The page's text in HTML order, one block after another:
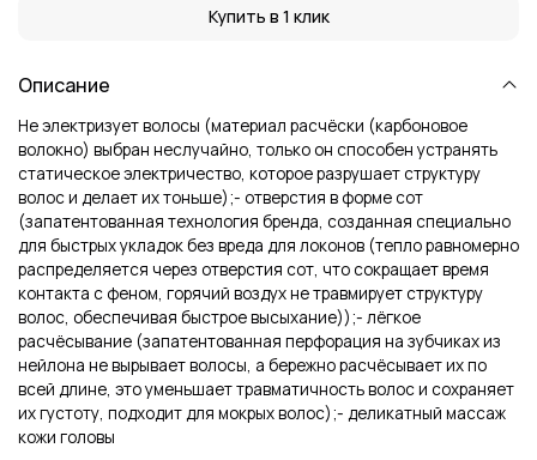
Купить в 1 клик
Описание
Не электризует волосы (материал расчёски (карбоновое
волокно) выбран неслучайно, только он способен устранять
статическое электричество, которое разрушает структуру
волос и делает их тоньше);- отверстия в форме сот
(запатентованная технология бренда, созданная специально
для быстрых укладок без вреда для локонов (тепло равномерно
распределяется через отверстия сот, что сокращает время
контакта с феном, горячий воздух не травмирует структуру
волос, обеспечивая быстрое высыхание));- лёгкое
расчёсывание (запатентованная перфорация на зубчиках из
нейлона не вырывает волосы, а бережно расчёсывает их по
всей длине, это уменьшает травматичность волос и сохраняет
их густоту, подходит для мокрых волос);- деликатный массаж
кожи головы